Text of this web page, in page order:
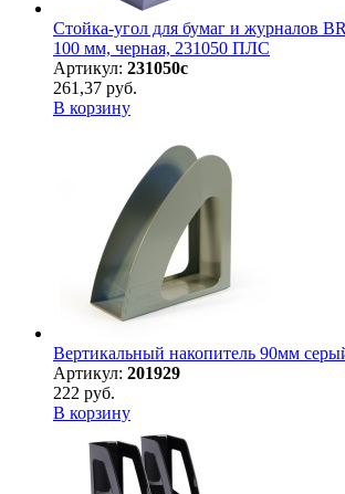
Стойка-угол для бумаг и журналов
100 мм, черная, 231050 ПЛС
Артикул: 231050с
261,37 руб.
В корзину
Вертикальный накопитель 90мм
Артикул: 201929
222 руб.
В корзину